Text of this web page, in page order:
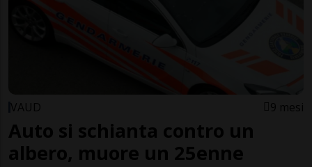
VAUD 9 mesi
Auto si schianta contro un
albero, muore un 25enne